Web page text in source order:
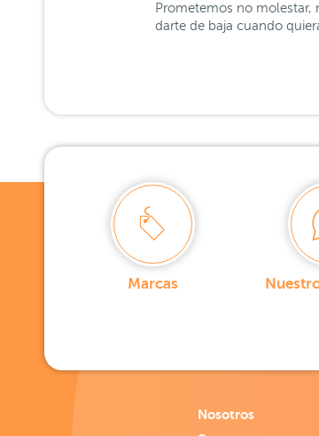
Prometemos no molestar,
darte de baja cuando
Marcas
Nosotros